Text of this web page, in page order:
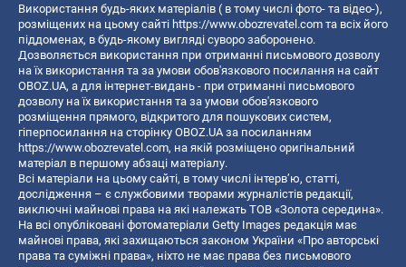
Використання будь-яких матеріалів ( в тому числі фото- та відео-),
розміщених на цьому сайті https://www.obozrevatel.com та всіх його
піддоменах, в будь-якому вигляді суворо заборонено.
Дозволяється використання при отриманні письмового дозволу
на їх використання та за умови обов'язкового посилання на сайт
OBOZ.UA, а для інтернет-видань - при отриманні письмового
дозволу на їх використання та за умови обов'язкового
розміщення прямого, відкритого для пошукових систем,
гіперпосилання на сторінку OBOZ.UA за посиланням
https://www.obozrevatel.com, на якій розміщено оригінальний
матеріал в першому абзаці матеріалу.
Всі матеріали на цьому сайті, в тому числі інтерв’ю, статті,
дослідження – є службовими творами журналістів редакції,
виключні майнові права на які належать ТОВ «Золота середина».
На всі опубліковані фотоматеріали Getty Images редакція має
майнові права, які захищаються законом України «Про авторські
права та суміжні права», ніхто не має права без письмового